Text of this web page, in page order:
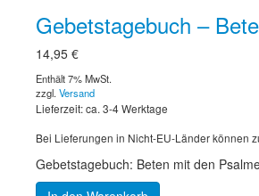
Gebetstagebuch –
14,95 €
Enthält 7% MwSt.
zzgl. Versand
Lieferzeit: ca. 3-4 Werktage
Bei Lieferungen in Nicht-EU-Länder können
Gebetstagebuch: Beten mit den